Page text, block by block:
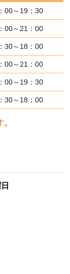
00～19：30
00～21：00
30～18：00
00～21：00
00～19：30
30～18：00